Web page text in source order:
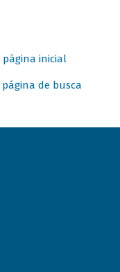
página inicial
página de busca